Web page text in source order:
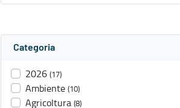
Categoria
2026 (17)
Ambiente (10)
Agricoltura (8)